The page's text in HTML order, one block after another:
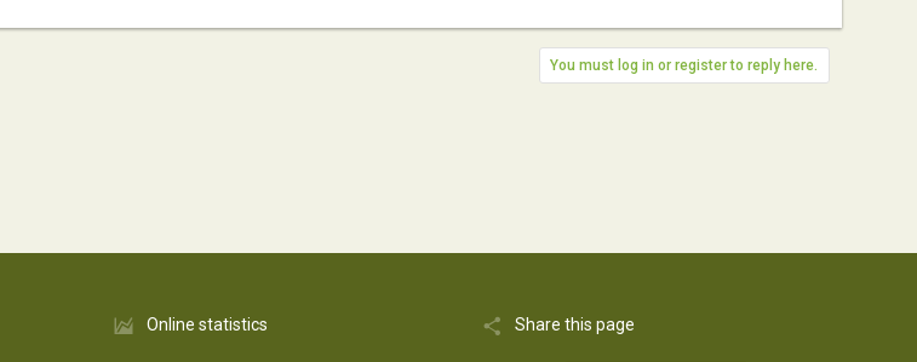
You must log in or register to reply here.
Online statistics Share this page